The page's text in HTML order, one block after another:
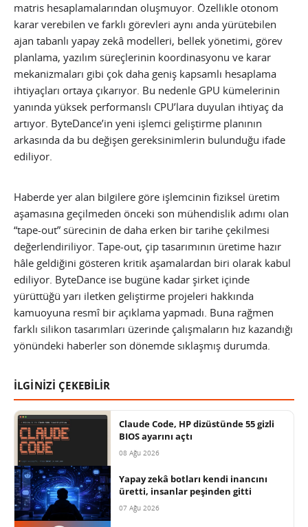
matris hesaplamalarından oluşmuyor. Özellikle otonom
karar verebilen ve farklı görevleri aynı anda yürütebilen
ajan tabanlı yapay zekâ modelleri, bellek yönetimi, görev
planlama, yazılım süreçlerinin koordinasyonu ve karar
mekanizmaları gibi çok daha geniş kapsamlı hesaplama
ihtiyaçları ortaya çıkarıyor. Bu nedenle GPU kümelerinin
yanında yüksek performanslı CPU’lara duyulan ihtiyaç da
artıyor. ByteDance’in yeni işlemci geliştirme planının
arkasında da bu değişen gereksinimlerin bulunduğu ifade
ediliyor.
Haberde yer alan bilgilere göre işlemcinin fiziksel üretim
aşamasına geçilmeden önceki son mühendislik adımı olan
“tape-out” sürecinin de daha erken bir tarihe çekilmesi
değerlendiriliyor. Tape-out, çip tasarımının üretime hazır
hâle geldiğini gösteren kritik aşamalardan biri olarak kabul
ediliyor. ByteDance ise bugüne kadar şirket içinde
yürüttüğü yarı iletken geliştirme projeleri hakkında
kamuoyuna resmî bir açıklama yapmadı. Buna rağmen
farklı silikon tasarımları üzerinde çalışmaların hız kazandığı
yönündeki haberler son dönemde sıklaşmış durumda.
İLGİNİZİ ÇEKEBİLİR
Claude Code, HP dizüstünde 55 gizli
BIOS ayarını açtı
08 Ağu 2026
Yapay zekâ botları kendi inancını
üretti, insanlar peşinden gitti
07 Ağu 2026